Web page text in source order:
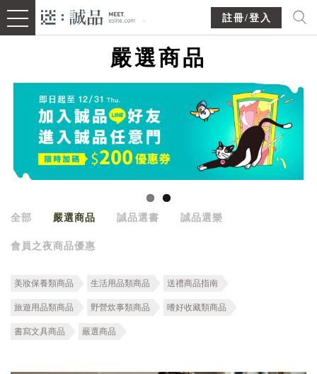
註冊/登入
嚴選商品
全部 嚴選商品 誠品選書 誠品選樂
會員之夜商品優惠
美妝保養類商品 生活用品類商品 送禮商品指南
旅遊用品類商品 野營炊事類商品 嗜好收藏類商品
書寫文具商品 嚴選商品